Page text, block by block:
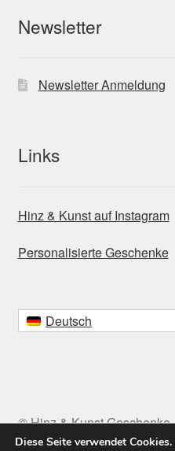
Newsletter
Newsletter Anmeldung
Links
Hinz & Kunst auf Instagram
Personalisierte Geschenke
Deutsch
© Hinz & Kunst Geschenke
Diese Seite verwendet Cookies.